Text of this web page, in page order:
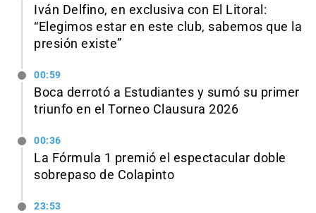
Iván Delfino, en exclusiva con El Litoral:
“Elegimos estar en este club, sabemos que la
presión existe”
00:59
Boca derrotó a Estudiantes y sumó su primer
triunfo en el Torneo Clausura 2026
00:36
La Fórmula 1 premió el espectacular doble
sobrepaso de Colapinto
23:53